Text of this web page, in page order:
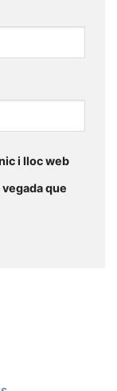
i lloc web
que